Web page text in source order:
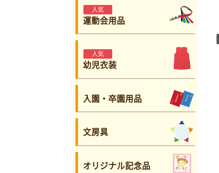
人気
運動会用品
人気
幼児衣装
入園・卒園用品
文房具
オリジナル記念品